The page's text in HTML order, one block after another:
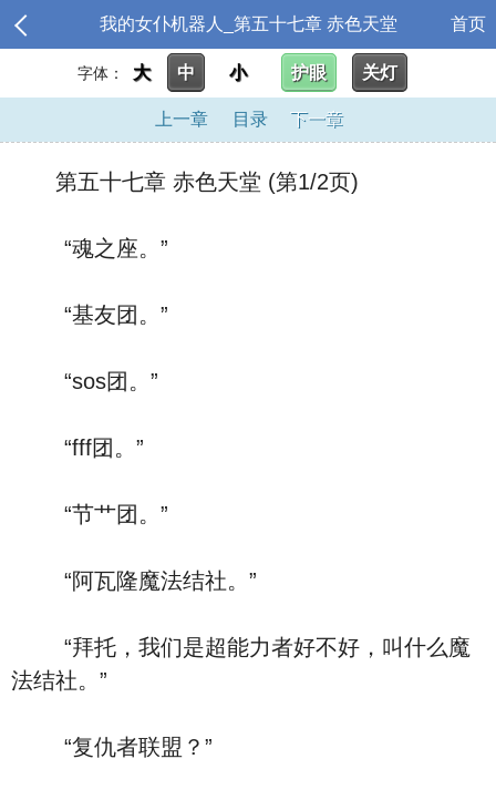
我的女仆机器人_第五十七章 赤色天堂 首页
字体： 大 中 小 护眼 关灯
上一章 目录 下一章
第五十七章 赤色天堂 (第1/2页)
“魂之座。”
“基友团。”
“sos团。”
“fff团。”
“节艹团。”
“阿瓦隆魔法结社。”
“拜托，我们是超能力者好不好，叫什么魔
法结社。”
“复仇者联盟？”